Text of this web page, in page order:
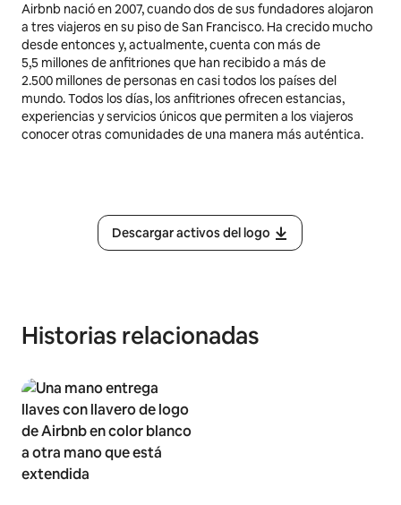
Airbnb nació en 2007, cuando dos de sus fundadores alojaron
a tres viajeros en su piso de San Francisco. Ha crecido mucho
desde entonces y, actualmente, cuenta con más de
5,5 millones de anfitriones que han recibido a más de
2.500 millones de personas en casi todos los países del
mundo. Todos los días, los anfitriones ofrecen estancias,
experiencias y servicios únicos que permiten a los viajeros
conocer otras comunidades de una manera más auténtica.
Descargar activos del logo
Historias relacionadas